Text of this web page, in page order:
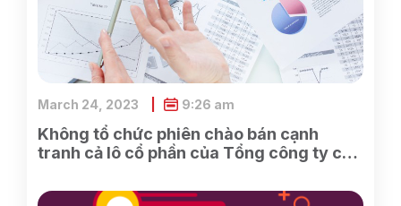
Không tổ chức phiên chào bán cạnh
tranh cả lô cổ phần của Tổng công ty cổ
SCIC sở hữu
March 24, 2023 9:26 am